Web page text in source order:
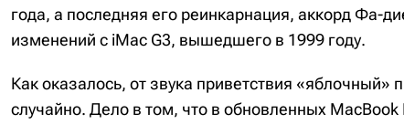
года, а последняя его реинкарнация, аккорд Фа-
изменений с iMac G3, вышедшего в 1999 году.
Как оказалось, от звука приветствия «яблочный»
случайно. Дело в том, что в обновленных MacBook